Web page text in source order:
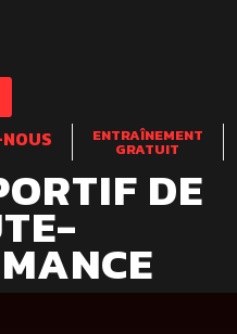
ENTRAÎNEMENT
GRATUIT
DE